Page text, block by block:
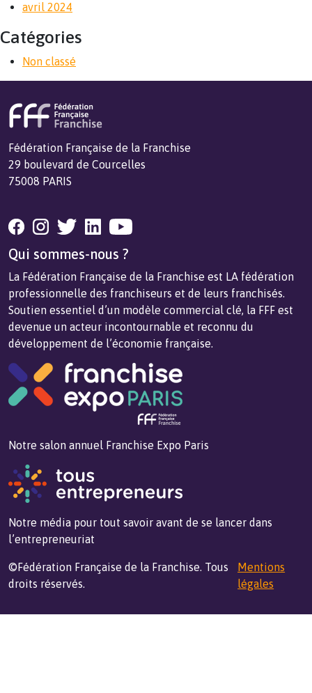
avril 2024
Catégories
Non classé
Fédération Française de la Franchise
29 boulevard de Courcelles
75008 PARIS
Qui sommes-nous ?
La Fédération Française de la Franchise est LA fédération
professionnelle des franchiseurs et de leurs franchisés.
Soutien essentiel d’un modèle commercial clé, la FFF est
devenue un acteur incontournable et reconnu du
développement de l’économie française.
Notre salon annuel Franchise Expo Paris
Notre média pour tout savoir avant de se lancer dans
l’entrepreneuriat
©Fédération Française de la Franchise. Tous
droits réservés.
Mentions
légales